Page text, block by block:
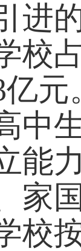
进
校
中
能
家
校